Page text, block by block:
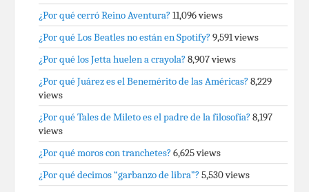
¿Por qué cerró Reino Aventura? 11,096 views
¿Por qué Los Beatles no están en Spotify? 9,591 views
¿Por qué los Jetta huelen a crayola? 8,907 views
¿Por qué Juárez es el Benemérito de las Américas? 8,229
views
¿Por qué Tales de Mileto es el padre de la filosofía? 8,197
views
¿Por qué moros con tranchetes? 6,625 views
¿Por qué decimos “garbanzo de libra”? 5,530 views